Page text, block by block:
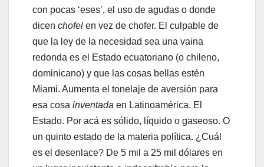
con pocas ‘eses’, el uso de agudas o donde
dicen chofel en vez de chofer. El culpable de
que la ley de la necesidad sea una vaina
redonda es el Estado ecuatoriano (o chileno,
dominicano) y que las cosas bellas estén
Miami. Aumenta el tonelaje de aversión para
esa cosa inventada en Latinoamérica. El
Estado. Por acá es sólido, líquido o gaseoso. O
un quinto estado de la materia política. ¿Cuál
es el desenlace? De 5 mil a 25 mil dólares en